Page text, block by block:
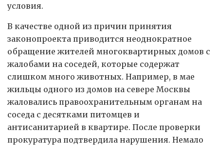
условия.
В качестве одной из причин принятия
законопроекта приводится неоднократное
обращение жителей многоквартирных домов с
жалобами на соседей, которые содержат
слишком много животных. Например, в мае
жильцы одного из домов на севере Москвы
жаловались правоохранительным органам на
соседа с десятками питомцев и
антисанитарией в квартире. После проверки
прокуратура подтвердила нарушения. Немало